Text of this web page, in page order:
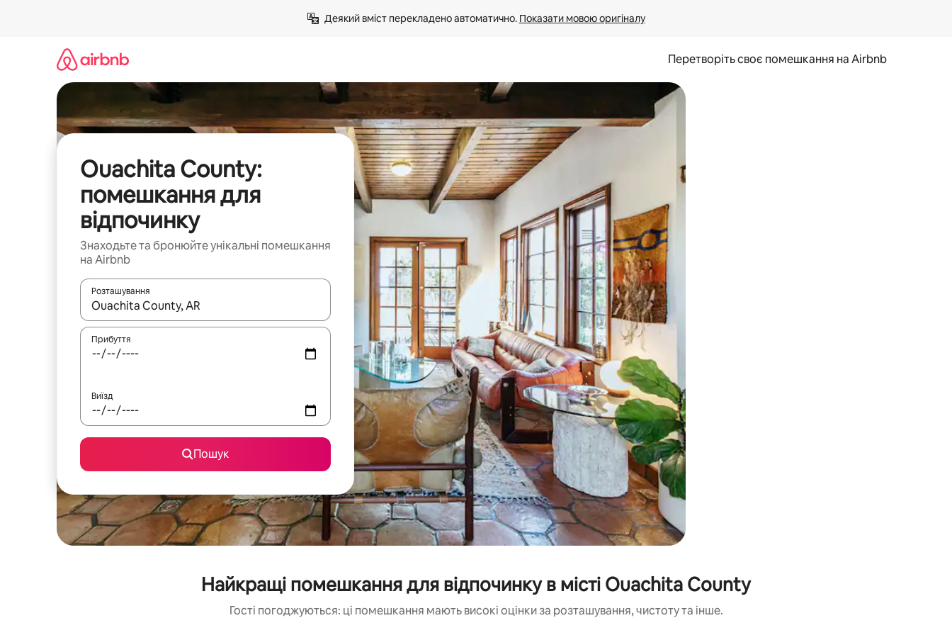
Деякий вміст перекладено автоматично. Показати мовою оригіналу
Перетворіть своє помешкання на Airbnb
Ouachita County:
помешкання для
відпочинку
Знаходьте та бронюйте унікальні помешкання
на Airbnb
Розташування
Отримавши результати пошуку, використовуйте для навігації сторінкою клавіші зі стрілками вгору та вниз або жести дотику та гортання.
Прибуття
Виїзд
Пошук
Найкращі помешкання для відпочинку в місті Ouachita County
Гості погоджуються: ці помешкання мають високі оцінки за розташування, чистоту та інше.